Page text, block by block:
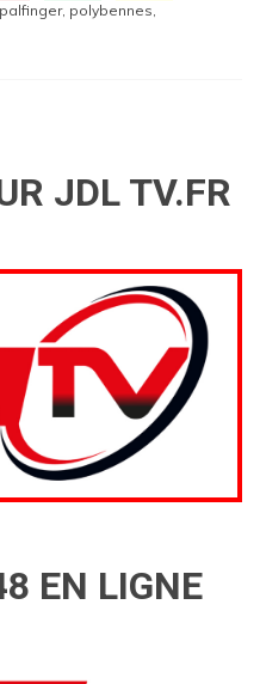
palfinger, polybennes,
JDL TV.FR
EN LIGNE